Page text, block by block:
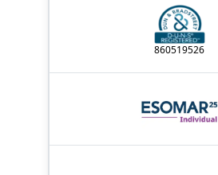
860519526